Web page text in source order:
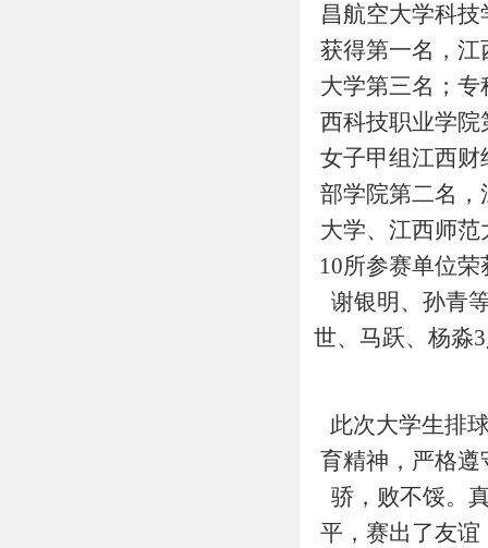
昌航空大学科
获得第一名，
大学第三名；
西科技职业学
女子甲组江西
部学院第二名
大学、江西师
10所参赛单位
谢银明、孙青
世、马跃、杨淼
此次大学生排
育精神，严格
骄，败不馁。
平，赛出了友